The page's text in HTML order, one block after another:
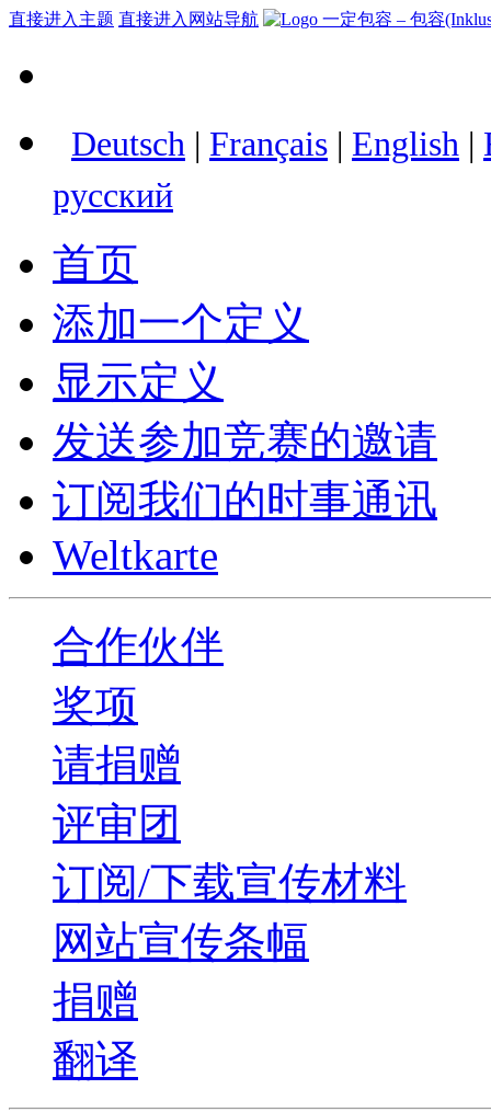
直接进入主题 直接进入网站导航
Deutsch | Français | English |
русский
首页
添加一个定义
显示定义
发送参加竞赛的邀请
订阅我们的时事通讯
Weltkarte
合作伙伴
奖项
请捐赠
评审团
订阅/下载宣传材料
网站宣传条幅
捐赠
翻译